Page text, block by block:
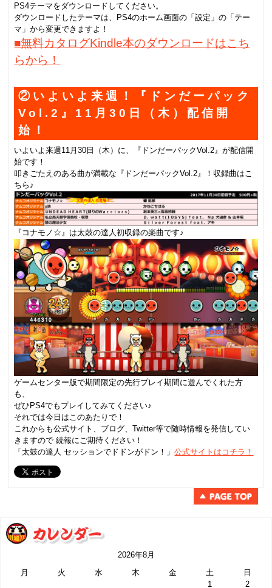
PS4テーマをダウンロードしてください。
ダウンロードしたテーマは、PS4のホーム画面の「設定」の「テー
マ」から変更できますよ！
■無料カタログKindle本のダウンロードはこち
らから！
②いよいよ来週！『ドンだーパック
Vol.2』11月30日（木）配信開
始！
いよいよ来週11月30日（木）に、『ドンだーパックVol.2』が配信開
始です！
叩きごたえのある曲が満載な『ドンだーパックVol.2』！収録曲はこ
ちら♪
『コナモノ☆』は太鼓の達人初収録の楽曲です♪
ゲームセンター版で期間限定の先行プレイ期間に遊んでくれた方
も、
ぜひPS4でもプレイしてみてください♪
それでは今日はこのあたりで！
これからも公式サイト、ブログ、Twitter等で随時情報を発信してい
きますので 続報にご期待ください！
「太鼓の達人 セッションでドドンがドン！」公式サイトはコチラ！
2026年8月
月
火 水 木 金 土
日
1
2